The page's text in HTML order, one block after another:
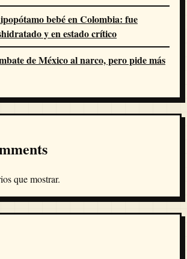
bebé en Colombia: fue
y en estado crítico
de México al narco, pero pide más
que mostrar.